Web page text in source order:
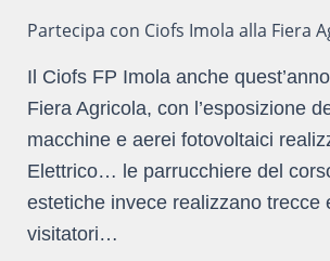
Partecipa con Ciofs Imola alla Fiera
Il Ciofs FP Imola anche
Fiera Agricola, con l’esposizione
macchine e aerei fotovoltaici
Elettrico… le parrucchiere del
estetiche invece realizzano trecce
visitatori…